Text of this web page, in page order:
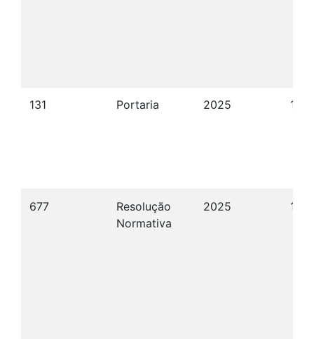
131 Portaria 2025 11/
677
Resolução
Normativa
2025 12/